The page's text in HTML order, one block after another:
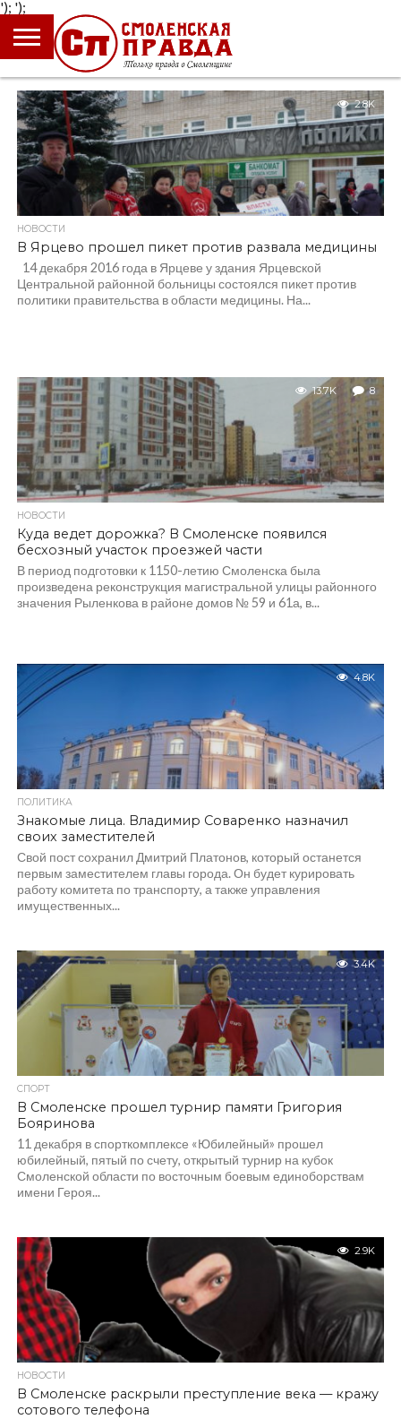
');
ГЛАВНАЯ
НОВОСТИ
ПРОИСШЕСТВИЯ
ПОЛИТИКА
КУЛЬТУРА
ЭКОНОМИКА
ОБЩЕСТВО
БЛОГИ
2.8K
НОВОСТИ
В Ярцево прошел пикет против развала медицины
14 декабря 2016 года в Ярцеве у здания Ярцевской
Центральной районной больницы состоялся пикет против
политики правительства в области медицины. На...
13.7K 8
НОВОСТИ
Куда ведет дорожка? В Смоленске появился
бесхозный участок проезжей части
В период подготовки к 1150-летию Смоленска была
произведена реконструкция магистральной улицы районного
значения Рыленкова в районе домов № 59 и 61а, в...
4.8K
ПОЛИТИКА
Знакомые лица. Владимир Соваренко назначил
своих заместителей
Свой пост сохранил Дмитрий Платонов, который останется
первым заместителем главы города. Он будет курировать
работу комитета по транспорту, а также управления
имущественных...
3.4K
СПОРТ
В Смоленске прошел турнир памяти Григория
Бояринова
11 декабря в спорткомплексе «Юбилейный» прошел
юбилейный, пятый по счету, открытый турнир на кубок
Смоленской области по восточным боевым единоборствам
имени Героя...
2.9K
НОВОСТИ
В Смоленске раскрыли преступление века — кражу
сотового телефона
');